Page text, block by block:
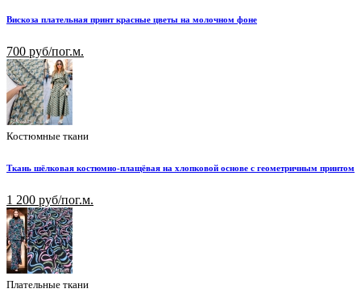
Вискоза плательная принт красные цветы на молочном фоне
700 руб/пог.м.
Костюмные ткани
Ткань шёлковая костюмно-плащёвая на хлопковой основе с геометричным принтом
1 200 руб/пог.м.
Плательные ткани